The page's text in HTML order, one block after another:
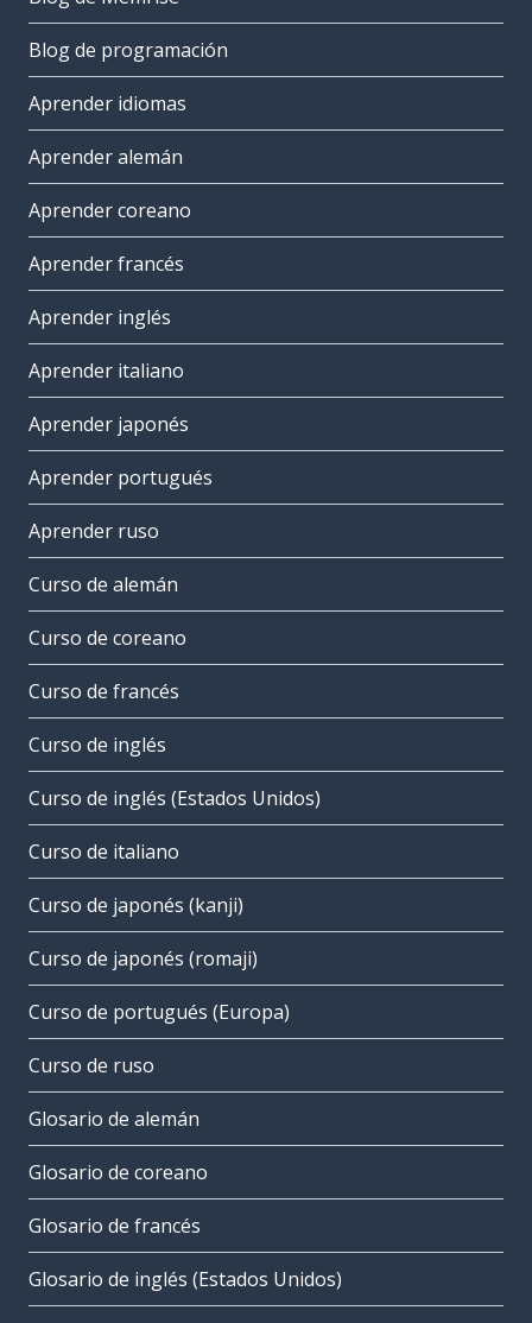
Blog de programación
Aprender idiomas
Aprender alemán
Aprender coreano
Aprender francés
Aprender inglés
Aprender italiano
Aprender japonés
Aprender portugués
Aprender ruso
Curso de alemán
Curso de coreano
Curso de francés
Curso de inglés
Curso de inglés (Estados Unidos)
Curso de italiano
Curso de japonés (kanji)
Curso de japonés (romaji)
Curso de portugués (Europa)
Curso de ruso
Glosario de alemán
Glosario de coreano
Glosario de francés
Glosario de inglés (Estados Unidos)